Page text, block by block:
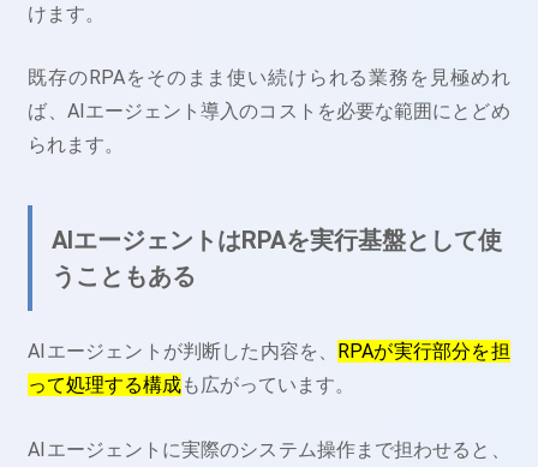
けます。
既存のRPAをそのまま使い続けられる業務を見極めれ
ば、AIエージェント導入のコストを必要な範囲にとどめ
られます。
AIエージェントはRPAを実行基盤として使
うこともある
AIエージェントが判断した内容を、
RPAが実行部分を担
って処理する構成も広がっています。
AIエージェントに実際のシステム操作まで担わせると、